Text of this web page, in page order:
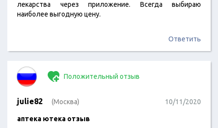
лекарства через приложение. Всегда выбираю
наиболее выгодную цену.
Ответить
Положительный отзыв
julie82 (Москва) 10/11/2020
аптека ютека отзыв